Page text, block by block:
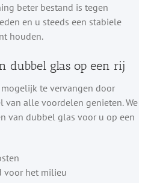
beter bestand is tegen
en u steeds een stabiele
houden.
dubbel glas op een rij
te vervangen door
alle voordelen genieten. We
van dubbel glas voor u op een
voor het milieu